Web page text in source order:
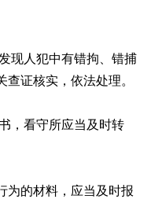
现人犯中有错拘、错捕
证核实，依法处理。
，看守所应当及时转
为的材料，应当及时报